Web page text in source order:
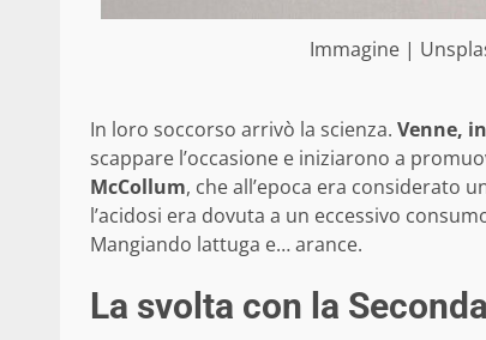
Immagine |
In loro soccorso arrivò la scienza. Venne,
scappare l’occasione e iniziarono a
McCollum, che all’epoca era considerato
l’acidosi era dovuta a un eccessivo
Mangiando lattuga e… arance.
La svolta con la